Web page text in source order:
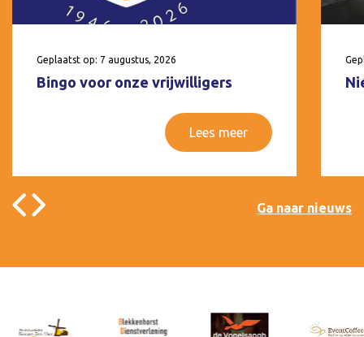
Geplaatst op: 7 augustus, 2026
Bingo voor onze vrijwilligers
Lees meer
Ga naar nieuws